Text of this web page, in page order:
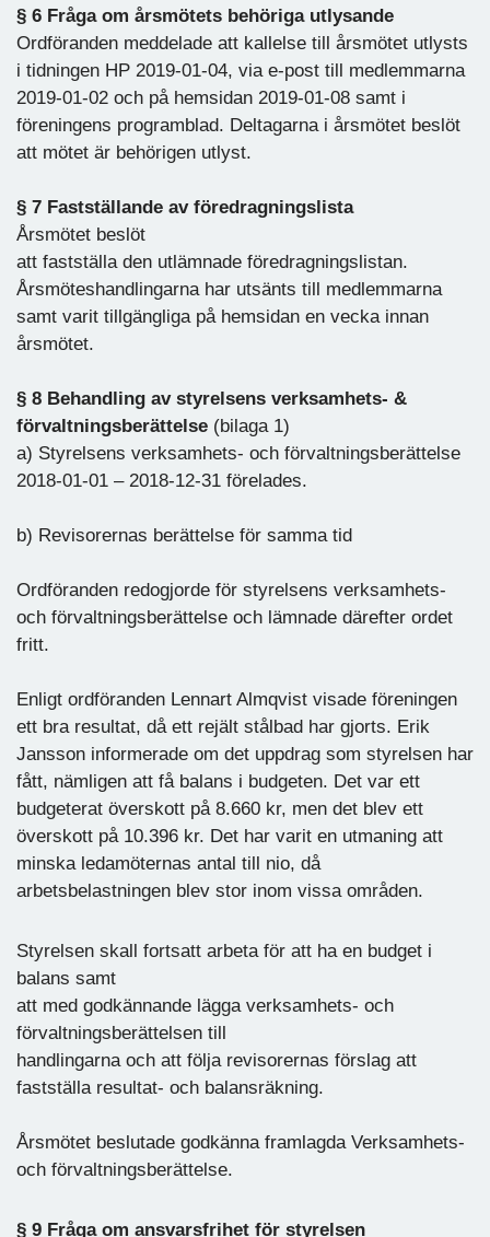
§ 6 Fråga om årsmötets behöriga utlysande
Ordföranden meddelade att kallelse till årsmötet utlysts
i tidningen HP 2019-01-04, via e-post till medlemmarna
2019-01-02 och på hemsidan 2019-01-08 samt i
föreningens programblad. Deltagarna i årsmötet beslöt
att mötet är behörigen utlyst.
§ 7 Fastställande av föredragningslista
Årsmötet beslöt
att fastställa den utlämnade föredragningslistan.
Årsmöteshandlingarna har utsänts till medlemmarna
samt varit tillgängliga på hemsidan en vecka innan
årsmötet.
§ 8 Behandling av styrelsens verksamhets- &
förvaltningsberättelse (bilaga 1)
a) Styrelsens verksamhets- och förvaltningsberättelse
2018-01-01 – 2018-12-31 förelades.
b) Revisorernas berättelse för samma tid
Ordföranden redogjorde för styrelsens verksamhets-
och förvaltningsberättelse och lämnade därefter ordet
fritt.
Enligt ordföranden Lennart Almqvist visade föreningen
ett bra resultat, då ett rejält stålbad har gjorts. Erik
Jansson informerade om det uppdrag som styrelsen har
fått, nämligen att få balans i budgeten. Det var ett
budgeterat överskott på 8.660 kr, men det blev ett
överskott på 10.396 kr. Det har varit en utmaning att
minska ledamöternas antal till nio, då
arbetsbelastningen blev stor inom vissa områden.
Styrelsen skall fortsatt arbeta för att ha en budget i
balans samt
att med godkännande lägga verksamhets- och
förvaltningsberättelsen till
handlingarna och att följa revisorernas förslag att
fastställa resultat- och balansräkning.
Årsmötet beslutade godkänna framlagda Verksamhets-
och förvaltningsberättelse.
§ 9 Fråga om ansvarsfrihet för styrelsen